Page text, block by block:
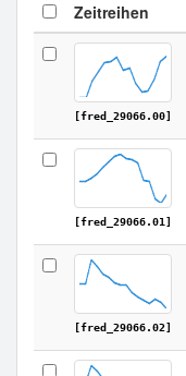
Zeitreihen
[fred_29066.00]
[fred_29066.01]
[fred_29066.02]